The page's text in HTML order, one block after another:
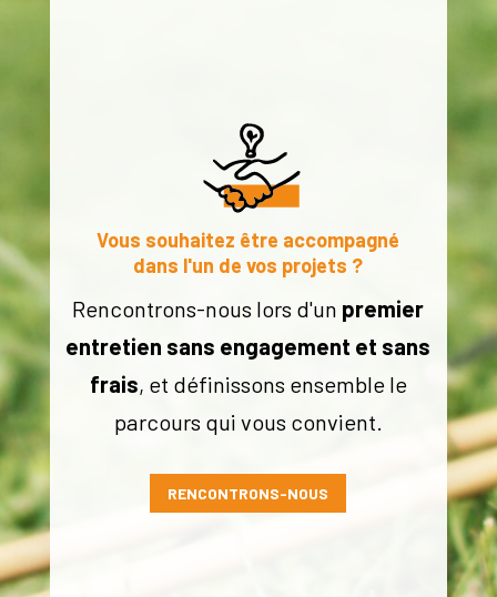
Vous souhaitez être accompagné
dans l'un de vos projets ?
Rencontrons-nous lors d'un premier
entretien sans engagement et sans
frais, et définissons ensemble le
parcours qui vous convient.
RENCONTRONS-NOUS